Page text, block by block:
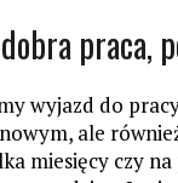
praca,
wyjazd do
ale
miesięcy czy